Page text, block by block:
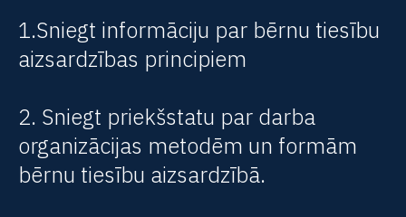
1.Sniegt informāciju par bērnu tiesību
aizsardzības principiem
2. Sniegt priekšstatu par darba
organizācijas metodēm un formām
bērnu tiesību aizsardzībā.